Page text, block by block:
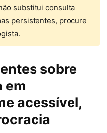
substitui consulta
persistentes, procure
sobre
em
acessível,